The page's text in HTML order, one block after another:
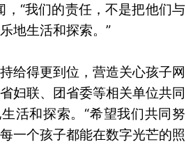
，“我们的责任，不是把他们与
地生活和探索。”
给得更到位，营造关心孩子网
妇联、团省委等相关单位共同
活和探索。“希望我们共同努
一个孩子都能在数字光芒的照